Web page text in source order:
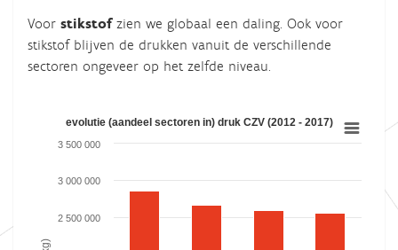
Voor stikstofzien we globaal een daling. Ook voor
stikstof blijven de drukken vanuit de verschillende
sectoren ongeveer op het zelfde niveau.
evolutie (aandeel sectoren in) druk CZV (2012 - 2017)
Bar chart with 3 data series.
View as data table, evolutie (aandeel sectoren in) druk CZV
The chart has 1 X axis displaying categories.
evolutie (aandeel sectoren in) druk CZV (2012 - 2017)
3 000 000
2 500 000
3 500 000